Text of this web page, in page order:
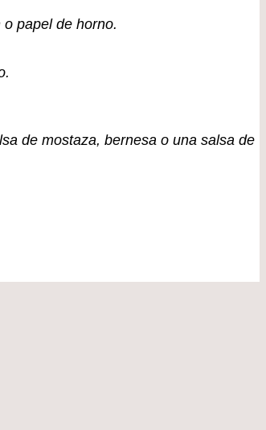
papel de horno.
de mostaza, bernesa o una salsa de